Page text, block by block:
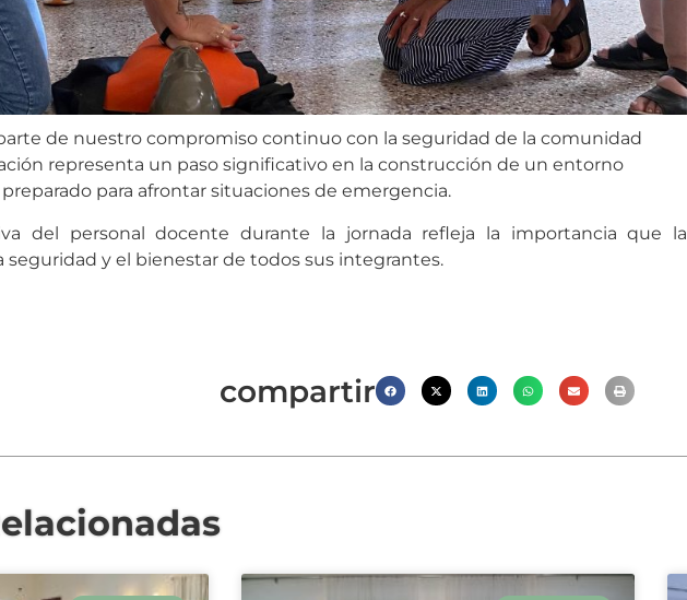
de nuestro compromiso continuo con la seguridad de la comunidad
representa un paso significativo en la construcción de un entorno
para afrontar situaciones de emergencia.
del personal docente durante la jornada refleja la importancia que la
seguridad y el bienestar de todos sus integrantes.
compartir